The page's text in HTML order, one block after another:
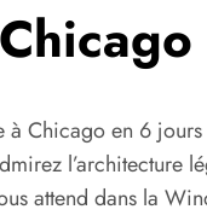
Chicago en 6
l’architecture
attend dans la